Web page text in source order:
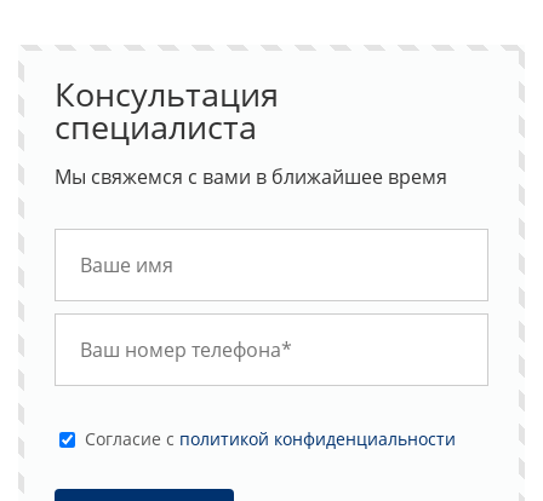
Консультация
специалиста
Мы свяжемся с вами в ближайшее время
Cогласие с политикой конфиденциальности